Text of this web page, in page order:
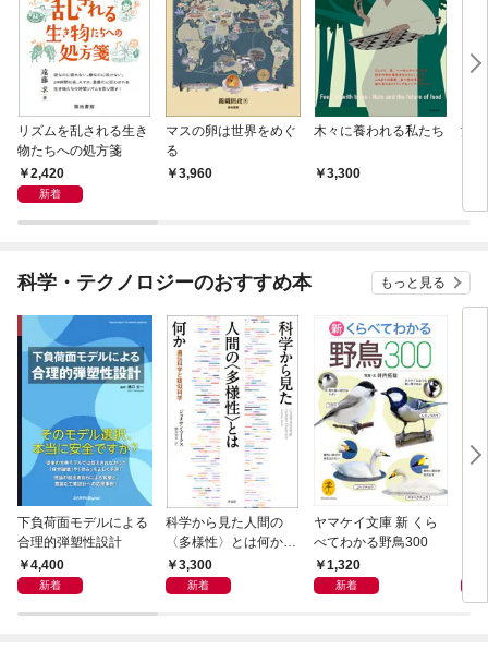
リズムを乱される生き
物たちへの処方箋
2,420
新着
マスの卵は世界をめぐ
る
3,960
木々に養われる私たち
3,300
消
科学・テクノロジーのおすすめ本 もっと見る
下負荷面モデルによる
合理的弾塑性設計
4,400
新着
科学から見た人間の
〈多様性〉とは何か―
―遺伝科学と疑似科学
3,300
新着
ヤマケイ文庫 新 くら
べてわかる野鳥300
1,320
新着